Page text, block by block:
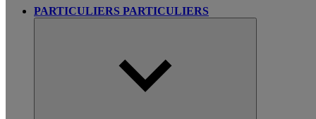
PARTICULIERS PARTICULIERS